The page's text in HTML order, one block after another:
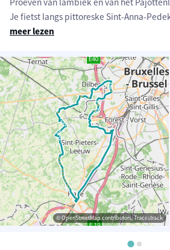
Je fietst langs pittoreske Sint-Anna-
meer lezen
© OpenStreetMap contributors, Tracestrack